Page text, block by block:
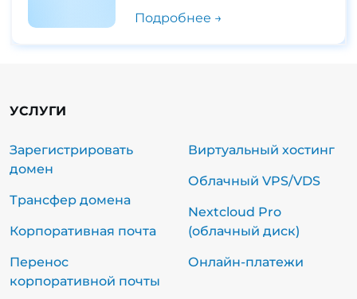
Подробнее →
УСЛУГИ
Зарегистрировать
домен
Трансфер домена
Корпоративная почта
Перенос
корпоративной почты
Виртуальный хостинг
Облачный VPS/VDS
Nextcloud Pro
(облачный диск)
Онлайн-платежи